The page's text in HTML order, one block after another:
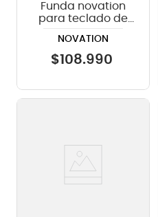
Funda novation
para teclado de
NOVATION
$108.990